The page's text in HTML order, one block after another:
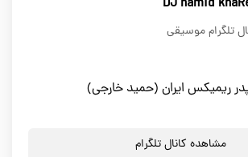
DJ hamid
تلگرام موسیقی
ریمیکس ایران (حمید خارجی)
مشاهده کانال تلگرام